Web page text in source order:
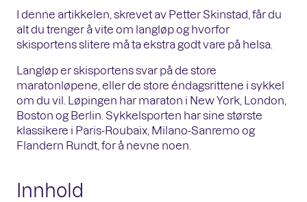
I denne artikkelen, skrevet av Petter Skinstad, får du
alt du trenger å vite om langløp og hvorfor
skisportens slitere må ta ekstra godt vare på helsa.
Langløp er skisportens svar på de store
maratonløpene, eller de store éndagsrittene i sykkel
om du vil. Løpingen har maraton i New York, London,
Boston og Berlin. Sykkelsporten har sine største
klassikere i Paris-Roubaix, Milano-Sanremo og
Flandern Rundt, for å nevne noen.
Innhold